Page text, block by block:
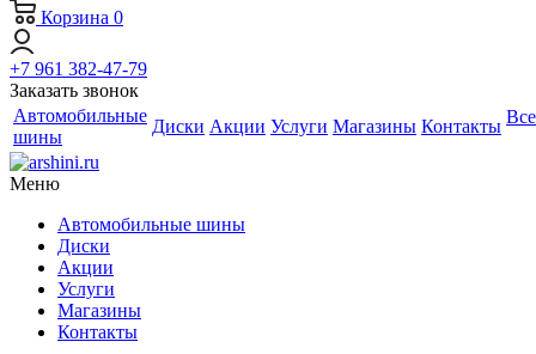
Корзина 0
+7 961 382-47-79
Заказать звонок
Автомобильные
шины
Диски Акции Услуги Магазины Контакты Все
Меню
Автомобильные шины
Диски
Акции
Услуги
Магазины
Контакты